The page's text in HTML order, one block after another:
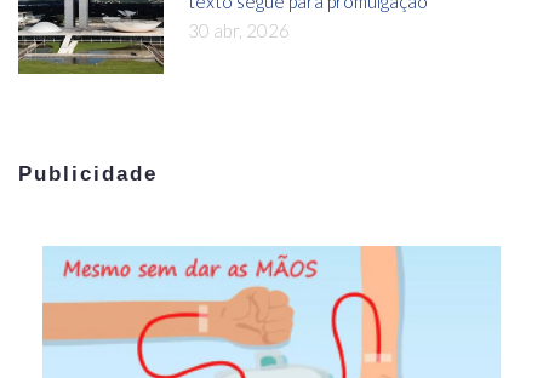
30 abr, 2026
Publicidade